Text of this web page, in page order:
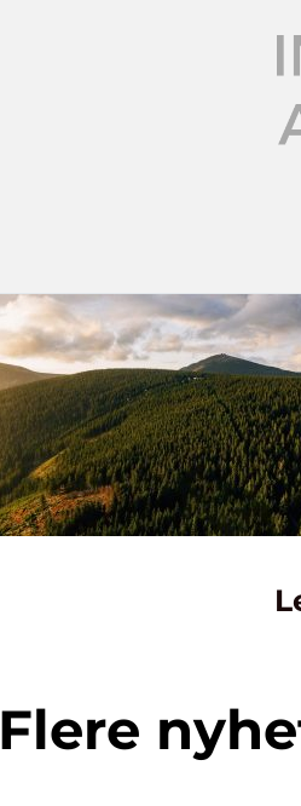
Flere